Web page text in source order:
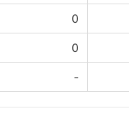
0
0
-